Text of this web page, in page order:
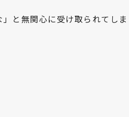
と無関心に受け取られてしま